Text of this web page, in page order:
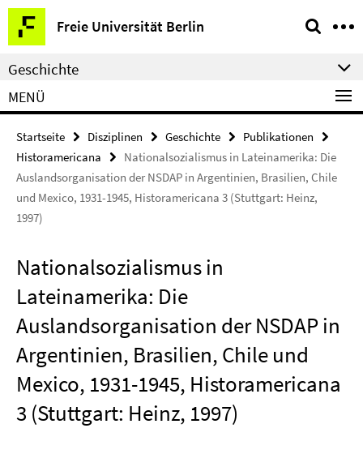
Springe
direkt
zu
Inhalt
Freie Universität Berlin
Service-
Navigation
Geschichte
MENÜ
Startseite Disziplinen Geschichte
Publikationen
Historamericana
Nationalsozialismus in Lateinamerika: Die
Auslandsorganisation der NSDAP in Argentinien, Brasilien, Chile
und Mexico, 1931-1945, Historamericana 3 (Stuttgart: Heinz,
1997)
Nationalsozialismus in
Lateinamerika: Die
Auslandsorganisation der NSDAP in
Argentinien, Brasilien, Chile und
Mexico, 1931-1945, Historamericana
3 (Stuttgart: Heinz, 1997)